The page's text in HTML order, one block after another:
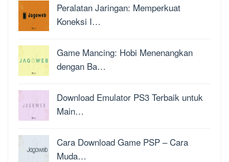
Peralatan Jaringan: Memperkuat
Koneksi I…
Game Mancing: Hobi Menenangkan
dengan Ba…
Download Emulator PS3 Terbaik untuk
Main…
Cara Download Game PSP – Cara
Muda…